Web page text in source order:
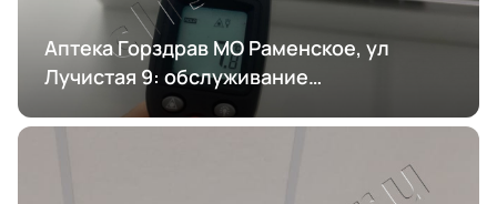
Аптека Горздрав МО Раменское, ул
Лучистая 9: обслуживание
кондиционирования